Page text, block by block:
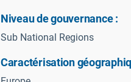
Niveau de gouvernance :
Sub National Regions
Caractérisation